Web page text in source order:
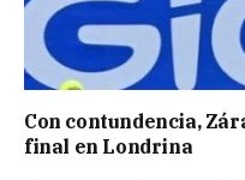
Con contundencia,
final en Londrina